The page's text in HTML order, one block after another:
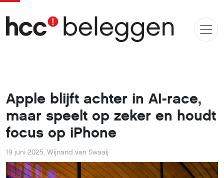
Apple blijft achter in AI-race,
maar speelt op zeker en houdt
focus op iPhone
19 juni 2025, Wijnand van Swaaij